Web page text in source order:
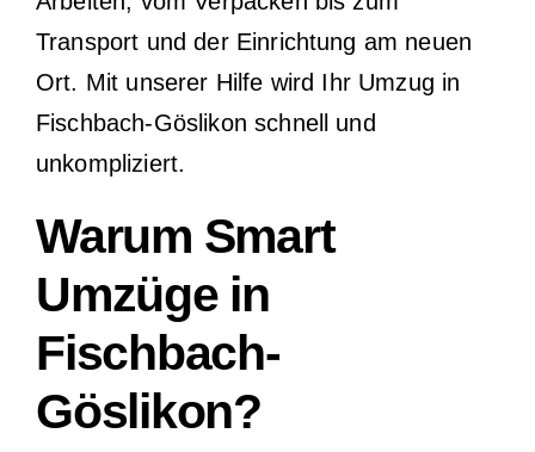
Transport und der Einrichtung am neuen
Ort. Mit unserer Hilfe wird Ihr Umzug in
Fischbach-Göslikon schnell und
unkompliziert.
Warum Smart
Umzüge in
Fischbach-
Göslikon?